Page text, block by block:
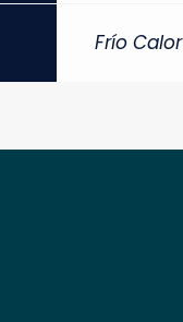
Frío Calor